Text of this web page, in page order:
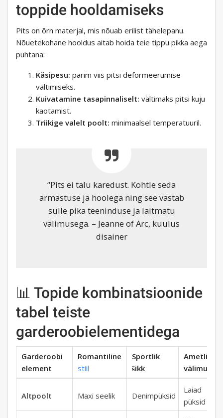
toppide hooldamiseks
Pits on õrn materjal, mis nõuab erilist tähelepanu.
Nõuetekohane hooldus aitab hoida teie tippu pikka aega
puhtana:
Käsipesu: parim viis pitsi deformeerumise
vältimiseks.
Kuivatamine tasapinnaliselt: vältimaks pitsi kuju
kaotamist.
Triikige valelt poolt: minimaalsel temperatuuril.
“Pits ei talu karedust. Kohtle seda
armastuse ja hoolega ning see vastab
sulle pika teeninduse ja laitmatu
välimusega. – Jeanne of Arc, kuulus
disainer
📊 Topide kombinatsioonide
tabel teiste
garderoobielementidega
Garderoobi
element
Romantiline
stiil
Sportlik
šikk
Ametlik
välimus
Altpoolt Maxi seelik Denimpüksid
Laiad
püksid